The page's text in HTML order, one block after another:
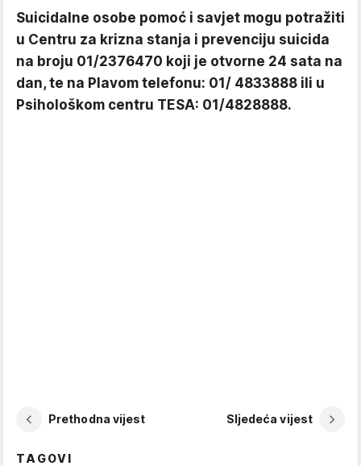
Suicidalne osobe pomoć i savjet mogu potražiti
u Centru za krizna stanja i prevenciju suicida
na broju 01/2376470 koji je otvorne 24 sata na
dan, te na Plavom telefonu: 01/ 4833888 ili u
Psihološkom centru TESA: 01/4828888.
Prethodna vijest Sljedeća vijest
TAGOVI